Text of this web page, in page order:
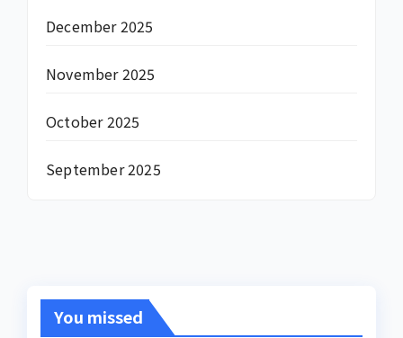
December 2025
November 2025
October 2025
September 2025
You missed